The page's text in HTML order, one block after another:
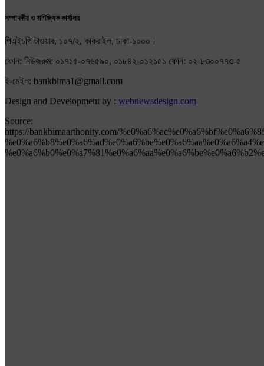
সম্পাদকীয় ও বাণিজ্যিক কার্যালয়
পিএইচপি টাওয়ার, ১০৭/২, কাকরাইল, ঢাকা-১০০০।
ফোন: নিউজরুম: ০১৭১৫-০৭৬৫৯০, ০১৮৪২-০১২১৫১ ফোন: ০২-৮৩০০৭৭৩-৫
ই-মেইল: bankbima1@gmail.com
Design and Development by : webnewsdesign.com
Source:
https://bankbimaarthonity.com/